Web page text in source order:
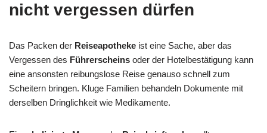
nicht vergessen dürfen
Das Packen der Reiseapotheke ist eine Sache, aber das
Vergessen des Führerscheins oder der Hotelbestätigung kann
eine ansonsten reibungslose Reise genauso schnell zum
Scheitern bringen. Kluge Familien behandeln Dokumente mit
derselben Dringlichkeit wie Medikamente.